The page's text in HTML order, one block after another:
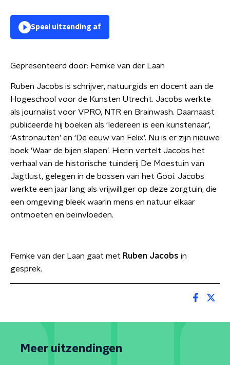
Speel uitzending af
Gepresenteerd door: Femke van der Laan
Ruben Jacobs is schrijver, natuurgids en docent aan de
Hogeschool voor de Kunsten Utrecht. Jacobs werkte
als journalist voor VPRO, NTR en Brainwash. Daarnaast
publiceerde hij boeken als ‘Iedereen is een kunstenaar’,
‘Astronauten’ en ‘De eeuw van Felix’. Nu is er zijn nieuwe
boek ‘Waar de bijen slapen’. Hierin vertelt Jacobs het
verhaal van de historische tuinderij De Moestuin van
Jagtlust, gelegen in de bossen van het Gooi. Jacobs
werkte een jaar lang als vrijwilliger op deze zorgtuin, die
een omgeving bleek waarin mens en natuur elkaar
ontmoeten en beïnvloeden.
Femke van der Laan gaat met Ruben Jacobs in
gesprek.
Meer uitzendingen